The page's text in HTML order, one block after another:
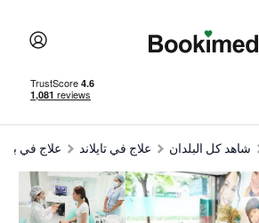
شاهد كل البلدان علاج في تايلاند علاج في